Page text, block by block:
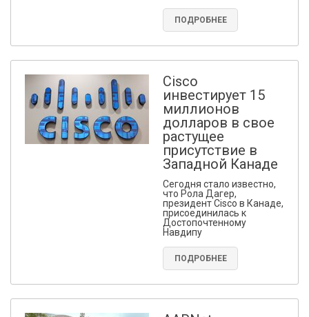
ПОДРОБНЕЕ
Cisco
инвестирует 15
миллионов
долларов в свое
растущее
присутствие в
Западной Канаде
Сегодня стало известно,
что Рола Дагер,
президент Cisco в Канаде,
присоединилась к
Достопочтенному
Навдипу
ПОДРОБНЕЕ